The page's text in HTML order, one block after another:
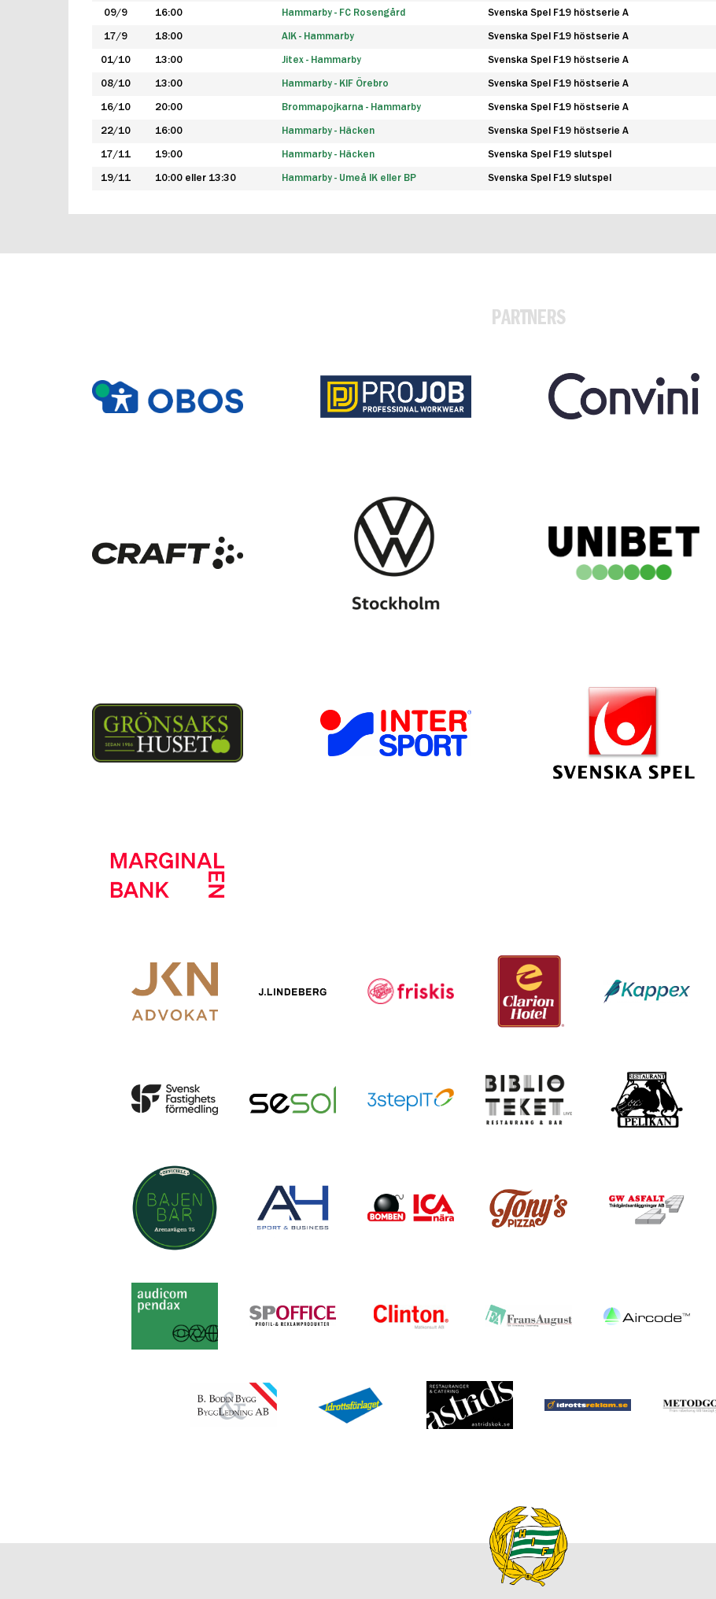
09/9 16:00 Hammarby - FC Rosengård Svenska Spel F19 höstserie A
17/9 18:00 AIK - Hammarby Svenska Spel F19 höstserie A
01/10 13:00 Jitex - Hammarby Svenska Spel F19 höstserie A
08/10 13:00 Hammarby - KIF Örebro Svenska Spel F19 höstserie A
16/10 20:00 Brommapojkarna - Hammarby Svenska Spel F19 höstserie A
22/10 16:00 Hammarby - Häcken Svenska Spel F19 höstserie A
17/11 19:00 Hammarby - Häcken Svenska Spel F19 slutspel
19/11 10:00 eller 13:30 Hammarby - Umeå IK eller BP Svenska Spel F19 slutspel
PARTNERS